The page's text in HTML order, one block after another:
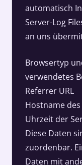
automatisch
Server-Log
an uns
Browsertyp
verwendetes
Referrer URL
Hostname
Uhrzeit der
Diese Daten
zuordenbar.
Daten mit